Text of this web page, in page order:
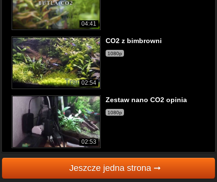
04:41
02:54
CO2 z bimbrowni
1080p
02:53
Zestaw nano CO2 opinia
1080p
Jeszcze jedna strona ➞